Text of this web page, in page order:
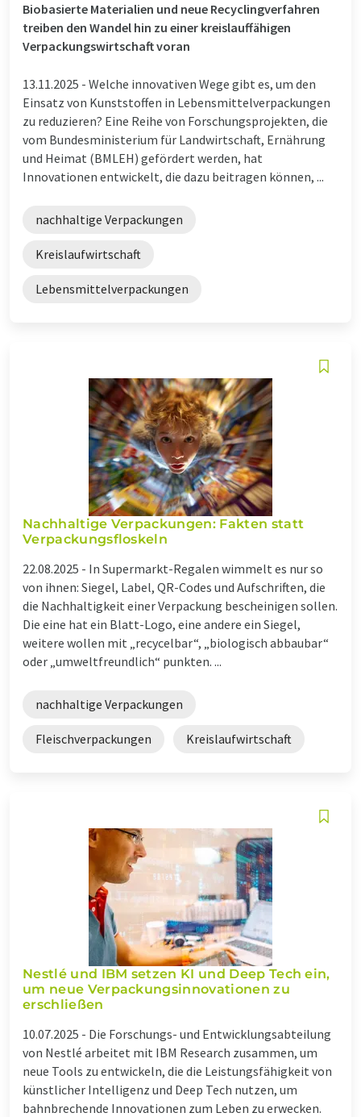
Biobasierte Materialien und neue Recyclingverfahren
treiben den Wandel hin zu einer kreislauffähigen
Verpackungswirtschaft voran
13.11.2025 - Welche innovativen Wege gibt es, um den
Einsatz von Kunststoffen in Lebensmittelverpackungen
zu reduzieren? Eine Reihe von Forschungsprojekten, die
vom Bundesministerium für Landwirtschaft, Ernährung
und Heimat (BMLEH) gefördert werden, hat
Innovationen entwickelt, die dazu beitragen können, ...
nachhaltige Verpackungen
Kreislaufwirtschaft
Lebensmittelverpackungen
Nachhaltige Verpackungen: Fakten statt
Verpackungsfloskeln
22.08.2025 - In Supermarkt-Regalen wimmelt es nur so
von ihnen: Siegel, Label, QR-Codes und Aufschriften, die
die Nachhaltigkeit einer Verpackung bescheinigen sollen.
Die eine hat ein Blatt-Logo, eine andere ein Siegel,
weitere wollen mit „recycelbar“, „biologisch abbaubar“
oder „umweltfreundlich“ punkten. ...
nachhaltige Verpackungen
Fleischverpackungen Kreislaufwirtschaft
Nestlé und IBM setzen KI und Deep Tech ein,
um neue Verpackungsinnovationen zu
erschließen
10.07.2025 - Die Forschungs- und Entwicklungsabteilung
von Nestlé arbeitet mit IBM Research zusammen, um
neue Tools zu entwickeln, die die Leistungsfähigkeit von
künstlicher Intelligenz und Deep Tech nutzen, um
bahnbrechende Innovationen zum Leben zu erwecken.